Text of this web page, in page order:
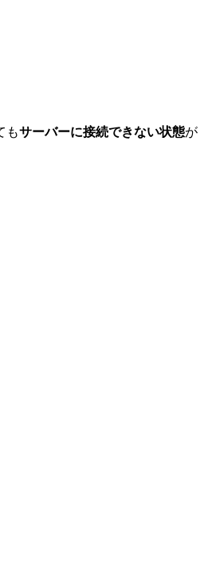
もサーバーに接続できない状態が